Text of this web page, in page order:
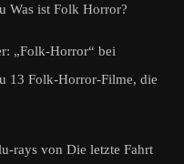
Was ist Folk Horror?
„Folk-Horror“ bei
13 Folk-Horror-Filme, die
rays von Die letzte Fahrt